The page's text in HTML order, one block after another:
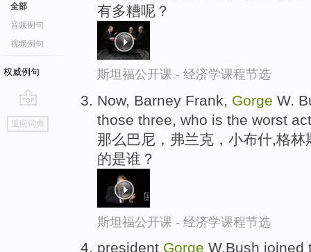
全部
音频例句
视频例句
权威例句
go
top
返回词典
有多糟呢？
斯坦福公开课 - 经济学课程节选
Now, Barney Frank, Gorge W.
those three, who is the worst
那么巴尼，弗兰克，小布什,格
的是谁？
斯坦福公开课 - 经济学课程节选
president Gorge W.Bush joined